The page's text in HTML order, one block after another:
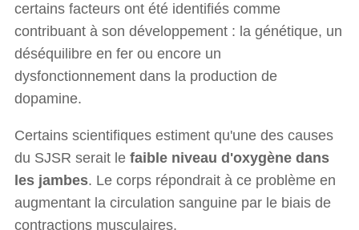
certains facteurs ont été identifiés comme
contribuant à son développement : la génétique, un
déséquilibre en fer ou encore un
dysfonctionnement dans la production de
dopamine.
Certains scientifiques estiment qu'une des causes
du SJSR serait le faible niveau d'oxygène dans
les jambes. Le corps répondrait à ce problème en
augmentant la circulation sanguine par le biais de
contractions musculaires.